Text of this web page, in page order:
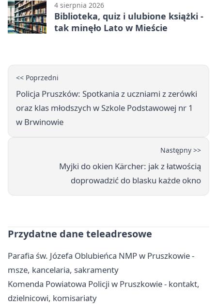
4 sierpnia 2026
Biblioteka, quiz i ulubione książki -
tak minęło Lato w Mieście
<< Poprzedni
Policja Pruszków: Spotkania z uczniami z zerówki
oraz klas młodszych w Szkole Podstawowej nr 1
w Brwinowie
Następny >>
Myjki do okien Kärcher: jak z łatwością
doprowadzić do blasku każde okno
Przydatne dane teleadresowe
Parafia św. Józefa Oblubieńca NMP w Pruszkowie -
msze, kancelaria, sakramenty
Komenda Powiatowa Policji w Pruszkowie - kontakt,
dzielnicowi, komisariaty